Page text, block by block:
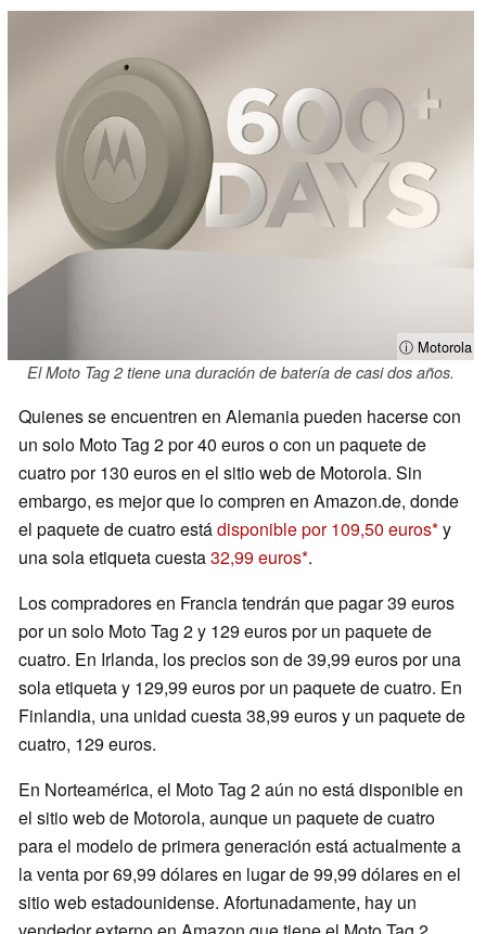
ⓘ Motorola
El Moto Tag 2 tiene una duración de batería de casi dos años.
Quienes se encuentren en Alemania pueden hacerse con
un solo Moto Tag 2 por 40 euros o con un paquete de
cuatro por 130 euros en el sitio web de Motorola. Sin
embargo, es mejor que lo compren en Amazon.de, donde
el paquete de cuatro estádisponible por 109,50 euros y
una sola etiqueta cuesta32,99 euros .
Los compradores en Francia tendrán que pagar 39 euros
por un solo Moto Tag 2 y 129 euros por un paquete de
cuatro. En Irlanda, los precios son de 39,99 euros por una
sola etiqueta y 129,99 euros por un paquete de cuatro. En
Finlandia, una unidad cuesta 38,99 euros y un paquete de
cuatro, 129 euros.
En Norteamérica, el Moto Tag 2 aún no está disponible en
el sitio web de Motorola, aunque un paquete de cuatro
para el modelo de primera generación está actualmente a
la venta por 69,99 dólares en lugar de 99,99 dólares en el
sitio web estadounidense. Afortunadamente, hay un